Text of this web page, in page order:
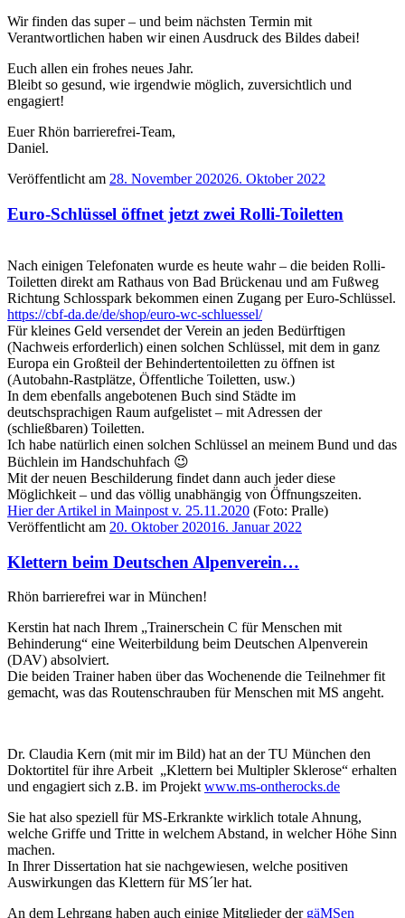
Wir finden das super – und beim nächsten Termin mit
Verantwortlichen haben wir einen Ausdruck des Bildes dabei!
Euch allen ein frohes neues Jahr.
Bleibt so gesund, wie irgendwie möglich, zuversichtlich und
engagiert!
Euer Rhön barrierefrei-Team,
Daniel.
Veröffentlicht am 28. November 202026. Oktober 2022
Euro-Schlüssel öffnet jetzt zwei Rolli-Toiletten
Nach einigen Telefonaten wurde es heute wahr – die beiden Rolli-
Toiletten direkt am Rathaus von Bad Brückenau und am Fußweg
Richtung Schlosspark bekommen einen Zugang per Euro-Schlüssel.
https://cbf-da.de/de/shop/euro-wc-schluessel/
Für kleines Geld versendet der Verein an jeden Bedürftigen
(Nachweis erforderlich) einen solchen Schlüssel, mit dem in ganz
Europa ein Großteil der Behindertentoiletten zu öffnen ist
(Autobahn-Rastplätze, Öffentliche Toiletten, usw.)
In dem ebenfalls angebotenen Buch sind Städte im
deutschsprachigen Raum aufgelistet – mit Adressen der
(schließbaren) Toiletten.
Ich habe natürlich einen solchen Schlüssel an meinem Bund und das
Büchlein im Handschuhfach 😉
Mit der neuen Beschilderung findet dann auch jeder diese
Möglichkeit – und das völlig unabhängig von Öffnungszeiten.
Hier der Artikel in Mainpost v. 25.11.2020 (Foto: Pralle)
Veröffentlicht am 20. Oktober 202016. Januar 2022
Klettern beim Deutschen Alpenverein…
Rhön barrierefrei war in München!
Kerstin hat nach Ihrem „Trainerschein C für Menschen mit
Behinderung“ eine Weiterbildung beim Deutschen Alpenverein
(DAV) absolviert.
Die beiden Trainer haben über das Wochenende die Teilnehmer fit
gemacht, was das Routenschrauben für Menschen mit MS angeht.
Dr. Claudia Kern (mit mir im Bild) hat an der TU München den
Doktortitel für ihre Arbeit „Klettern bei Multipler Sklerose“ erhalten
und engagiert sich z.B. im Projekt www.ms-ontherocks.de
Sie hat also speziell für MS-Erkrankte wirklich totale Ahnung,
welche Griffe und Tritte in welchem Abstand, in welcher Höhe Sinn
machen.
In Ihrer Dissertation hat sie nachgewiesen, welche positiven
Auswirkungen das Klettern für MS´ler hat.
An dem Lehrgang haben auch einige Mitglieder der gäMSen